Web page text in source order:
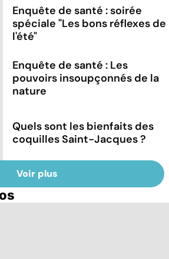
Enquête de santé : soirée
spéciale "Les bons réflexes de
l'été"
Enquête de santé : Les
pouvoirs insoupçonnés de la
nature
Quels sont les bienfaits des
coquilles Saint-Jacques ?
Voir plus